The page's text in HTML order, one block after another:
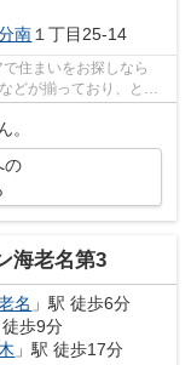
南１丁目25-14
住まいをお探しなら
どが揃っており、とて
。
の
海老名第3
名 」駅 徒歩6分
徒歩9分
」駅 徒歩17分